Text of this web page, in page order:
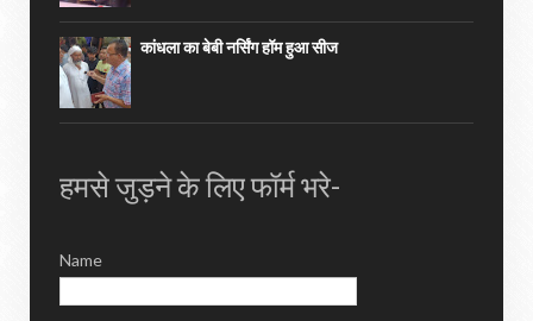
कांधला का बेबी नर्सिंग हॉम हुआ सीज
हमसे जुड़ने के लिए फॉर्म भरे-
Name